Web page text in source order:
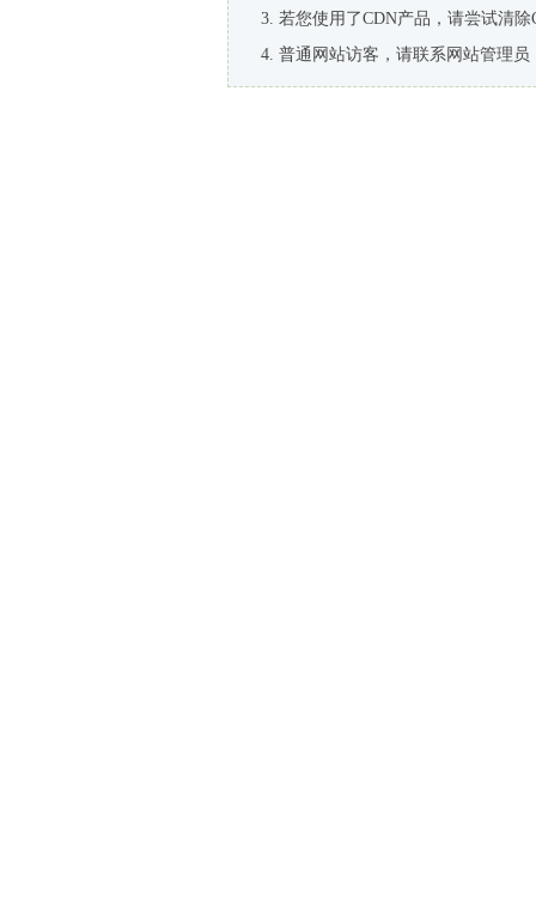
若您使用了CDN产品，请尝试清除
普通网站访客，请联系网站管理员